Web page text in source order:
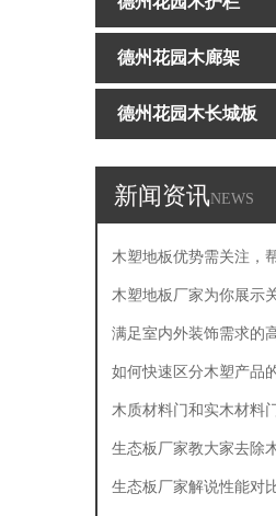
德州花园木廊架
德州花园木长城板
新闻资讯NEWS
木塑地板优势需关注，
题
木塑地板厂家为你展示
的主要产品特点
满足室内外装饰需求的
合板
如何快速区分木塑产品
木质材料门和实木材料
生态板厂家教大家去除
生态板厂家解说性能对